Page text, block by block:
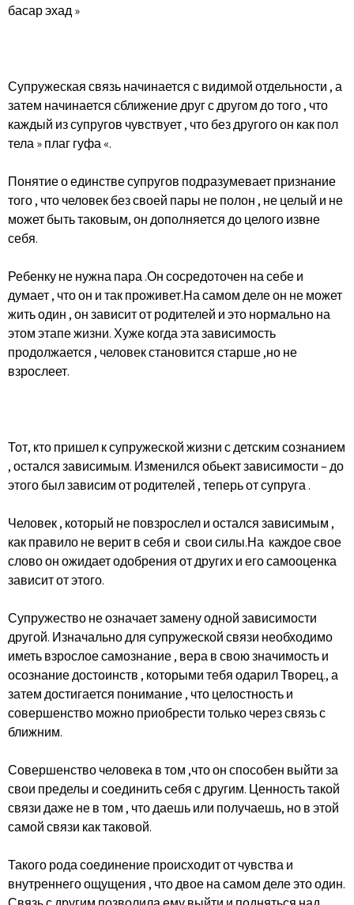
басар эхад »
Супружеская связь начинается с видимой отдельности , а
затем начинается сближение друг с другом до того , что
каждый из супругов чувствует , что без другого он как пол
тела » плаг гуфа «.
Понятие о единстве супругов подразумевает признание
того , что человек без своей пары не полон , не целый и не
может быть таковым, он дополняется до целого извне
себя.
Ребенку не нужна пара .Он сосредоточен на себе и
думает , что он и так проживет.На самом деле он не может
жить один , он зависит от родителей и это нормально на
этом этапе жизни. Хуже когда эта зависимость
продолжается , человек становится старше ,но не
взрослеет.
Тот, кто пришел к супружеской жизни с детским сознанием
, остался зависимым. Изменился обьект зависимости – до
этого был зависим от родителей , теперь от супруга .
Человек , который не повзрослел и остался зависимым ,
как правило не верит в себя и свои силы.На каждое свое
слово он ожидает одобрения от других и его самооценка
зависит от этого.
Супружество не означает замену одной зависимости
другой. Изначально для супружеской связи необходимо
иметь взрослое самознание , вера в свою значимость и
осознание достоинств , которыми тебя одарил Творец., а
затем достигается понимание , что целостность и
совершенство можно приобрести только через связь с
ближним.
Совершенство человека в том ,что он способен выйти за
свои пределы и соединить себя с другим. Ценность такой
связи даже не в том , что даешь или получаешь, но в этой
самой связи как таковой.
Такого рода соединение происходит от чувства и
внутреннего ощущения , что двое на самом деле это один.